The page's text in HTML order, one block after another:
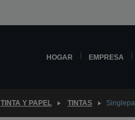
HOGAR EMPRESA
TINTA Y PAPEL TINTAS